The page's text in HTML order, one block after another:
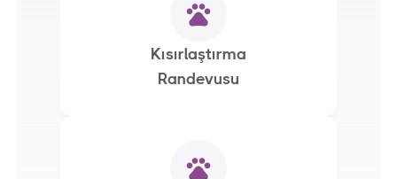
Kısırlaştırma
Randevusu